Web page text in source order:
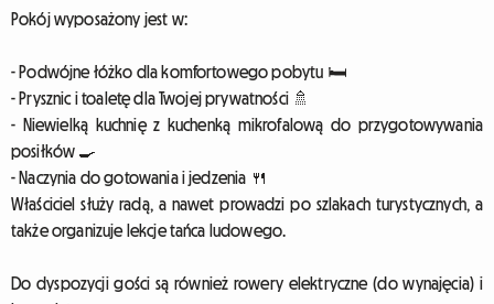
Pokój wyposażony jest w:
- Podwójne łóżko dla komfortowego pobytu 🛏️
- Prysznic i toaletę dla Twojej prywatności 🚿
- Niewielką kuchnię z kuchenką mikrofalową do przygotowywania
posiłków 🍳
- Naczynia do gotowania i jedzenia 🍴
Właściciel służy radą, a nawet prowadzi po szlakach turystycznych, a
także organizuje lekcje tańca ludowego.
Do dyspozycji gości są również rowery elektryczne (do wynajęcia) i